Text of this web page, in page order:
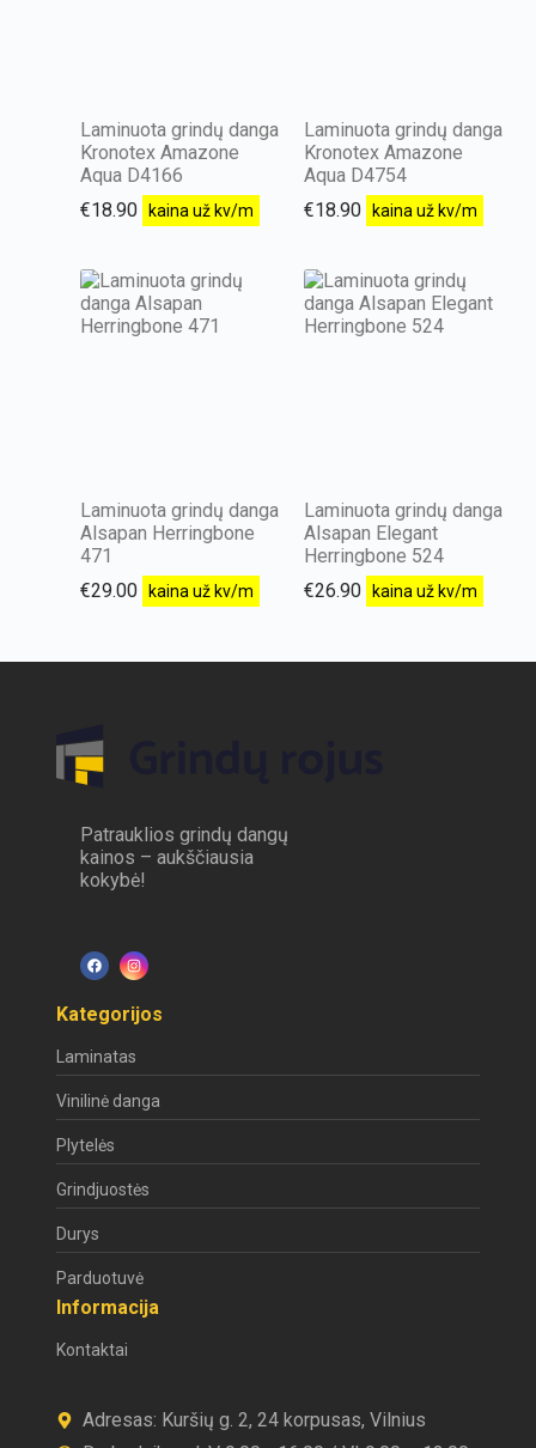
Laminuota grindų danga
Kronotex Amazone
Aqua D4166
€18.90 kaina už kv/m
Laminuota grindų danga
Kronotex Amazone
Aqua D4754
€18.90 kaina už kv/m
Laminuota grindų danga
Alsapan Herringbone
471
€29.00 kaina už kv/m
Laminuota grindų danga
Alsapan Elegant
Herringbone 524
€26.90 kaina už kv/m
Patrauklios grindų dangų
kainos – aukščiausia
kokybė!
Kategorijos
Laminatas
Vinilinė danga
Plytelės
Grindjuostės
Durys
Parduotuvė
Informacija
Kontaktai
Adresas: Kuršių g. 2, 24 korpusas, Vilnius